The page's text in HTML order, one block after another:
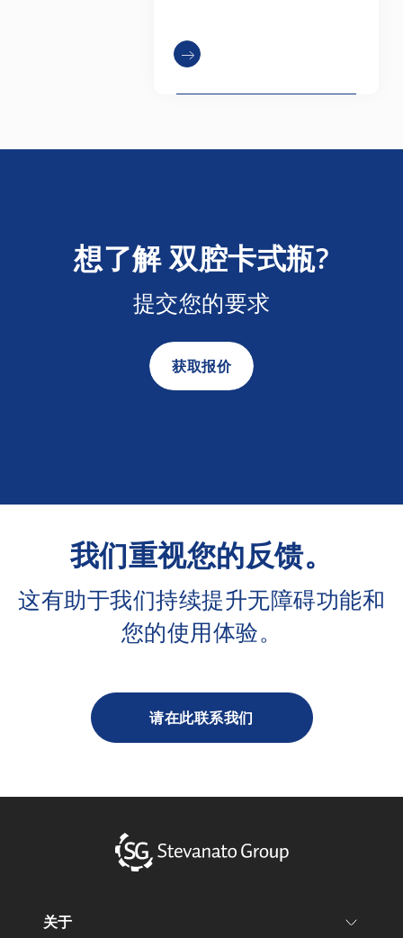
想了解 双腔卡式瓶?
提交您的要求
获取报价
我们重视您的反馈。
这有助于我们持续提升无障碍功能和
您的使用体验。
请在此联系我们
关于